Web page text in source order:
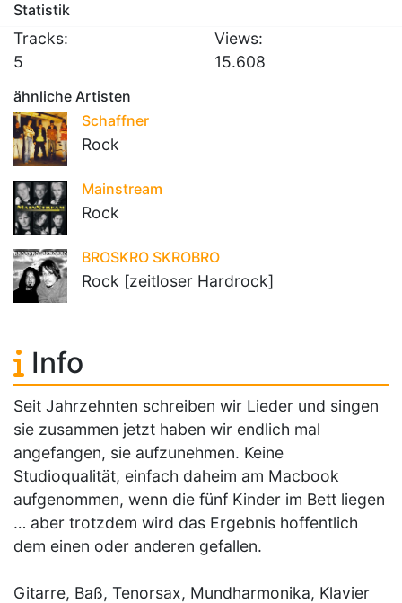
Statistik
Tracks:
5
Views:
15.608
ähnliche Artisten
Schaffner
Rock
Mainstream
Rock
BROSKRO SKROBRO
Rock [zeitloser Hardrock]
Info
Seit Jahrzehnten schreiben wir Lieder und singen
sie zusammen jetzt haben wir endlich mal
angefangen, sie aufzunehmen. Keine
Studioqualität, einfach daheim am Macbook
aufgenommen, wenn die fünf Kinder im Bett liegen
… aber trotzdem wird das Ergebnis hoffentlich
dem einen oder anderen gefallen.
Gitarre, Baß, Tenorsax, Mundharmonika, Klavier